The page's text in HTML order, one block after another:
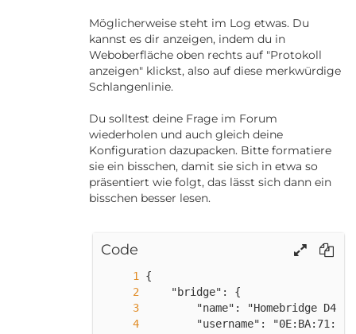
Möglicherweise steht im Log etwas. Du
kannst es dir anzeigen, indem du in
Weboberfläche oben rechts auf "Protokoll
anzeigen" klickst, also auf diese merkwürdige
Schlangenlinie.
Du solltest deine Frage im Forum
wiederholen und auch gleich deine
Konfiguration dazupacken. Bitte formatiere
sie ein bisschen, damit sie sich in etwa so
präsentiert wie folgt, das lässt sich dann ein
bisschen besser lesen.
Code